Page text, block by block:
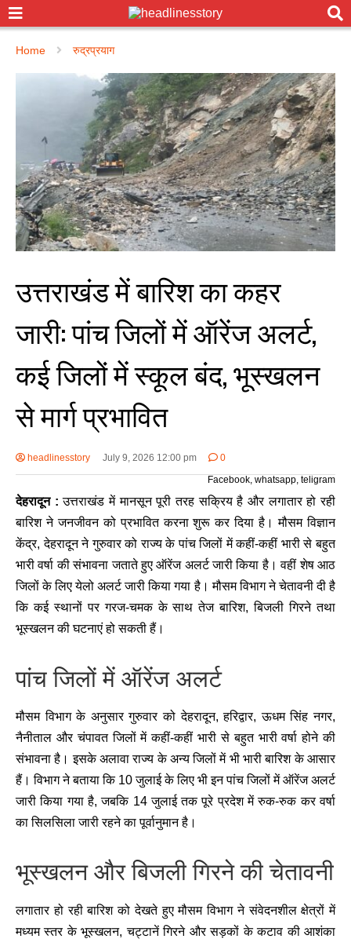
Home रुद्रप्रयाग
उत्तराखंड में बारिश का कहर
जारी: पांच जिलों में ऑरेंज अलर्ट,
कई जिलों में स्कूल बंद, भूस्खलन
से मार्ग प्रभावित
headlinesstory July 9, 2026 12:00 pm
0
Facebook, whatsapp, teligram
देहरादून : उत्तराखंड में मानसून पूरी तरह सक्रिय है और लगातार हो रही
बारिश ने जनजीवन को प्रभावित करना शुरू कर दिया है। मौसम विज्ञान
केंद्र, देहरादून ने गुरुवार को राज्य के पांच जिलों में कहीं-कहीं भारी से बहुत
भारी वर्षा की संभावना जताते हुए ऑरेंज अलर्ट जारी किया है। वहीं शेष आठ
जिलों के लिए येलो अलर्ट जारी किया गया है। मौसम विभाग ने चेतावनी दी है
कि कई स्थानों पर गरज-चमक के साथ तेज बारिश, बिजली गिरने तथा
भूस्खलन की घटनाएं हो सकती हैं।
पांच जिलों में ऑरेंज अलर्ट
मौसम विभाग के अनुसार गुरुवार को देहरादून, हरिद्वार, ऊधम सिंह नगर,
नैनीताल और चंपावत जिलों में कहीं-कहीं भारी से बहुत भारी वर्षा होने की
संभावना है। इसके अलावा राज्य के अन्य जिलों में भी भारी बारिश के आसार
हैं। विभाग ने बताया कि 10 जुलाई के लिए भी इन पांच जिलों में ऑरेंज अलर्ट
जारी किया गया है, जबकि 14 जुलाई तक पूरे प्रदेश में रुक-रुक कर वर्षा
का सिलसिला जारी रहने का पूर्वानुमान है।
भूस्खलन और बिजली गिरने की चेतावनी
लगातार हो रही बारिश को देखते हुए मौसम विभाग ने संवेदनशील क्षेत्रों में
मध्यम स्तर के भूस्खलन, चट्टानें गिरने और सड़कों के कटाव की आशंका